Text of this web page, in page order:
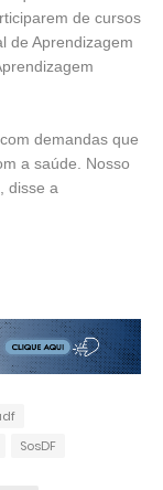
de cursos
de Aprendizagem
demandas que
a saúde. Nosso
disse a
SosDF